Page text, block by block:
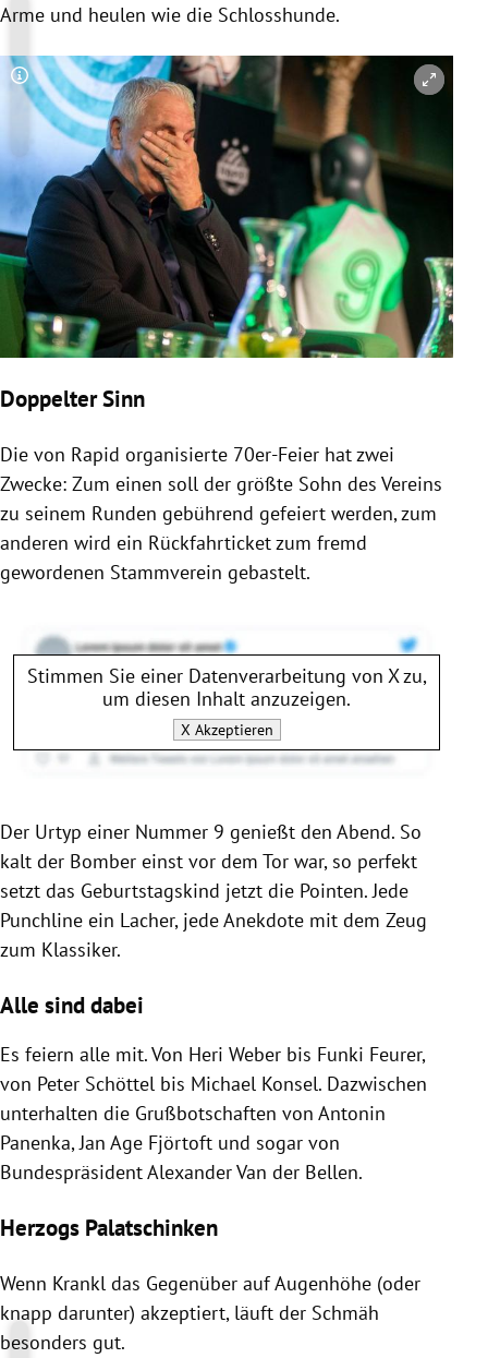
Arme und heulen wie die Schlosshunde.
Copyright-Hinweis öffnen/schließen
Doppelter Sinn
Die von Rapid organisierte 70er-Feier hat zwei
Zwecke: Zum einen soll der größte Sohn des Vereins
zu seinem Runden gebührend gefeiert werden, zum
anderen wird ein Rückfahrticket zum fremd
gewordenen Stammverein gebastelt.
Stimmen Sie einer Datenverarbeitung von Xzu,
um diesen Inhalt anzuzeigen.
X Akzeptieren
Der Urtyp einer Nummer 9 genießt den Abend. So
kalt der Bomber einst vor dem Tor war, so perfekt
setzt das Geburtstagskind jetzt die Pointen. Jede
Punchline ein Lacher, jede Anekdote mit dem Zeug
zum Klassiker.
Alle sind dabei
Es feiern alle mit. Von Heri Weber bis Funki Feurer,
von Peter Schöttel bis Michael Konsel. Dazwischen
unterhalten die Grußbotschaften von Antonin
Panenka, Jan Age Fjörtoft und sogar von
Bundespräsident Alexander Van der Bellen.
Herzogs Palatschinken
Wenn Krankl das Gegenüber auf Augenhöhe (oder
knapp darunter) akzeptiert, läuft der Schmäh
besonders gut.